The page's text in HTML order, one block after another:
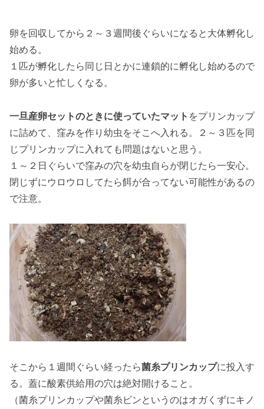
卵を回収してから２～３週間後ぐらいになると大体孵化し
始める。
１匹が孵化したら同じ日とかに連鎖的に孵化し始めるので
卵が多いと忙しくなる。
一旦産卵セットのときに使っていたマット をプリンカップ
に詰めて、窪みを作り幼虫をそこへ入れる。２～３匹を同
じプリンカップに入れても問題はないと思う。
１～２日ぐらいで窪みの穴を幼虫自らが閉じたら一安心。
閉じずにウロウロしてたら餌が合ってない可能性があるの
で注意。
そこから１週間ぐらい経ったら菌糸プリンカップに投入す
る。 蓋に酸素供給用の穴は絶対開けること。
（菌糸プリンカップや菌糸ビンというのはオガくずにキノ